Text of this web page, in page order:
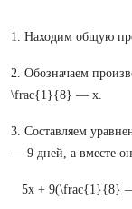
1. Находим общую
2. Обозначаем
\frac{1}{8} — x.
3. Составляем
— 9 дней, а вместе
5x + 9(\frac{1}{8}